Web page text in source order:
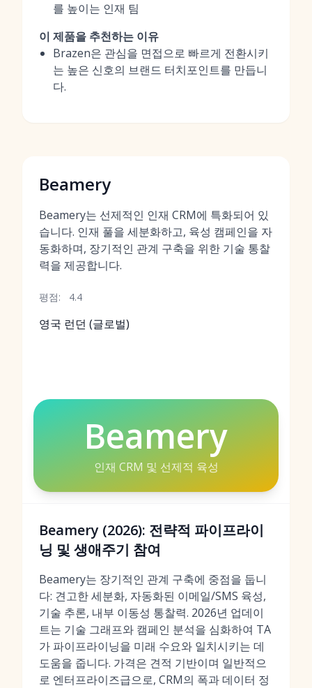
를 높이는 인재 팀
이 제품을 추천하는 이유
Brazen은 관심을 면접으로 빠르게 전환시키
는 높은 신호의 브랜드 터치포인트를 만듭니
다.
Beamery
Beamery는 선제적인 인재 CRM에 특화되어 있
습니다. 인재 풀을 세분화하고, 육성 캠페인을 자
동화하며, 장기적인 관계 구축을 위한 기술 통찰
력을 제공합니다.
평점: 4.4
영국 런던 (글로벌)
Beamery
인재 CRM 및 선제적 육성
Beamery (2026): 전략적 파이프라이
닝 및 생애주기 참여
Beamery는 장기적인 관계 구축에 중점을 둡니
다: 견고한 세분화, 자동화된 이메일/SMS 육성,
기술 추론, 내부 이동성 통찰력. 2026년 업데이
트는 기술 그래프와 캠페인 분석을 심화하여 TA
가 파이프라이닝을 미래 수요와 일치시키는 데
도움을 줍니다. 가격은 견적 기반이며 일반적으
로 엔터프라이즈급으로, CRM의 폭과 데이터 정